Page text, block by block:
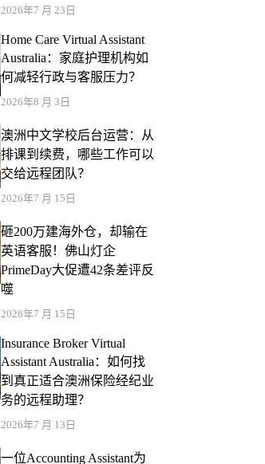
2026年7 月 23日
Home Care Virtual Assistant
Australia：家庭护理机构如
何减轻行政与客服压力？
2026年8 月 3日
澳洲中文学校后台运营：从
排课到续费，哪些工作可以
交给远程团队？
2026年7 月 15日
砸200万建海外仓，却输在
英语客服！佛山灯企
PrimeDay大促遭42条差评反
噬
2026年7 月 15日
Insurance Broker Virtual
Assistant Australia：如何找
到真正适合澳洲保险经纪业
务的远程助理？
2026年7 月 13日
一位Accounting Assistant为